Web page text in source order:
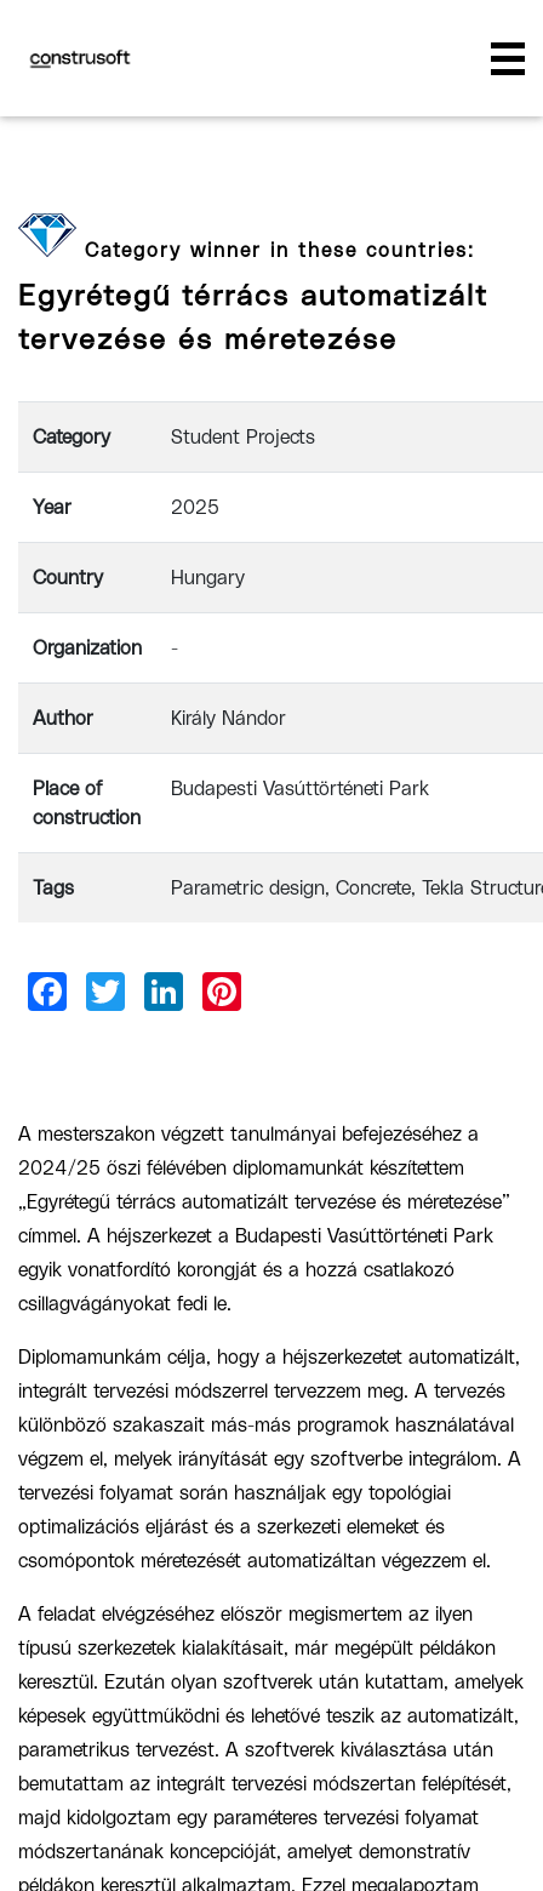
Category winner in these countries:
Egyrétegű térrács automatizált
tervezése és méretezése
Category Student Projects
Year 2025
Country Hungary
Organization -
Author Király Nándor
Place of
construction
Budapesti Vasúttörténeti Park
Tags Parametric design Concrete Tekla
A mesterszakon végzett tanulmányai befejezéséhez a
2024/25 őszi félévében diplomamunkát készítettem
„Egyrétegű térrács automatizált tervezése és méretezése”
címmel. A héjszerkezet a Budapesti Vasúttörténeti Park
egyik vonatfordító korongját és a hozzá csatlakozó
csillagvágányokat fedi le.
Diplomamunkám célja, hogy a héjszerkezetet automatizált,
integrált tervezési módszerrel tervezzem meg. A tervezés
különböző szakaszait más-más programok használatával
végzem el, melyek irányítását egy szoftverbe integrálom. A
tervezési folyamat során használjak egy topológiai
optimalizációs eljárást és a szerkezeti elemeket és
csomópontok méretezését automatizáltan végezzem el.
A feladat elvégzéséhez először megismertem az ilyen
típusú szerkezetek kialakításait, már megépült példákon
keresztül. Ezután olyan szoftverek után kutattam, amelyek
képesek együttműködni és lehetővé teszik az automatizált,
parametrikus tervezést. A szoftverek kiválasztása után
bemutattam az integrált tervezési módszertan felépítését,
majd kidolgoztam egy paraméteres tervezési folyamat
módszertanának koncepcióját, amelyet demonstratív
példákon keresztül alkalmaztam. Ezzel megalapoztam